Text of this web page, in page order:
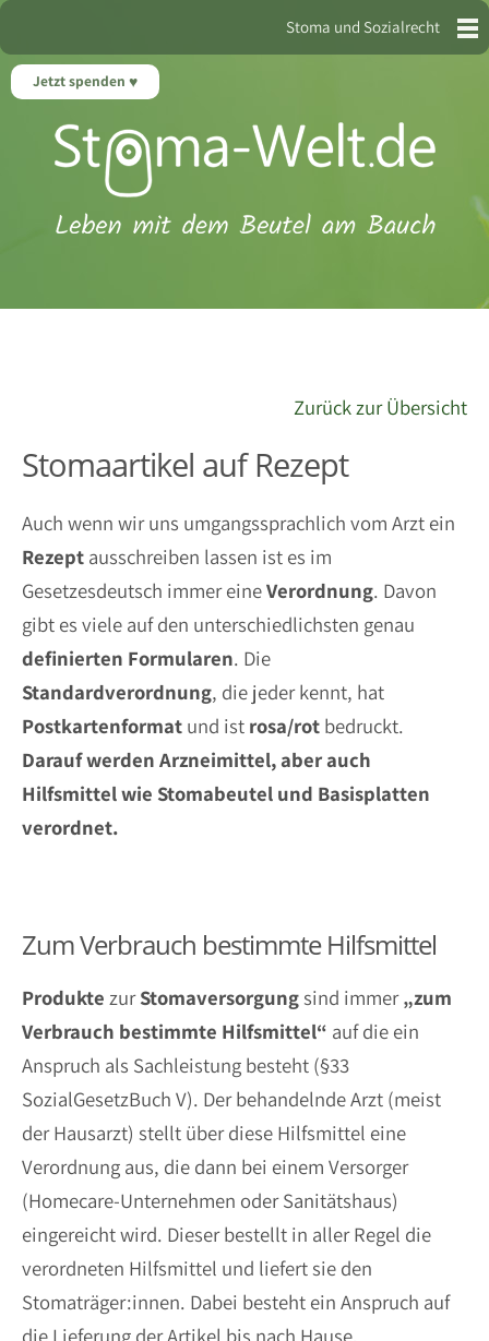
Jetzt spenden
Stoma und Sozialrecht
Zurück zur Übersicht
Stomaartikel auf Rezept
Auch wenn wir uns umgangssprachlich vom Arzt ein
Rezept ausschreiben lassen ist es im
Gesetzesdeutsch immer eineVerordnung. Davon
gibt es viele auf den unterschiedlichsten genau
definierten Formularen. Die
Standardverordnung, die jeder kennt, hat
Postkartenformat und ist rosa/rot bedruckt.
Darauf werden Arzneimittel, aber auch
Hilfsmittel wie Stomabeutel und Basisplatten
verordnet.
Zum Verbrauch bestimmte Hilfsmittel
Produkte zurStomaversorgungsind immer„zum
Verbrauch bestimmte Hilfsmittel“ auf die ein
Anspruch als Sachleistung besteht (§33
SozialGesetzBuch V). Der behandelnde Arzt (meist
der Hausarzt) stellt über diese Hilfsmittel eine
Verordnung aus, die dann bei einem Versorger
(Homecare-Unternehmen oder Sanitätshaus)
eingereicht wird. Dieser bestellt in aller Regel die
verordneten Hilfsmittel und liefert sie den
Stomaträger:innen. Dabei besteht ein Anspruch auf
die Lieferung der Artikel bis nach Hause.